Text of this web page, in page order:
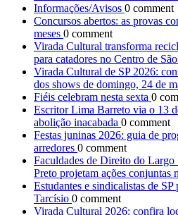
Informações/Avisos 0 comment
Concursos abertos: as provas
meses 0 comment
Virada Cultural transforma
para catadores no Centro de
Virada Cultural de SP 2026:
dos shows de domingo, 24 de
Fiéis celebram nesta sexta 0
Escritor Lima Barreto via o 13
abolição inacabada 0 comment
Festas juninas 2026: guia de
arredores 0 comment
Faculdades de Direito do Largo
Preto projetam ações conjuntas
Estudantes e sindicalistas de
Tarcísio 0 comment
Virada Cultural 2026: confira